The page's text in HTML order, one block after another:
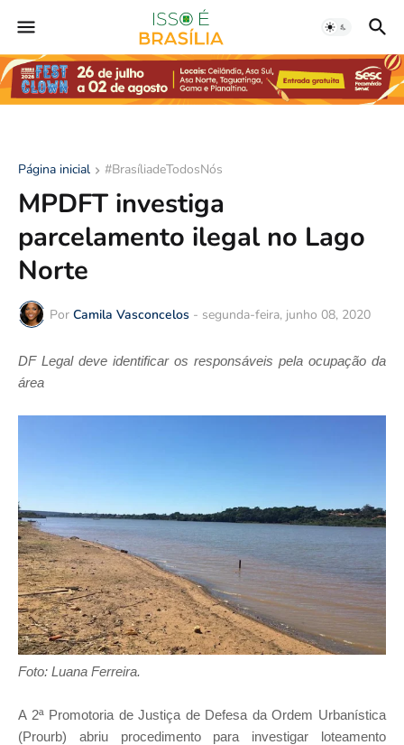
Página inicial #BrasíliadeTodosNós
MPDFT investiga
parcelamento ilegal no Lago
Norte
Por Camila Vasconcelos - segunda-feira, junho 08, 2020
DF Legal deve identificar os responsáveis pela ocupação da
área
Foto: Luana Ferreira.
A 2ª Promotoria de Justiça de Defesa da Ordem Urbanística
(Prourb) abriu procedimento para investigar loteamento